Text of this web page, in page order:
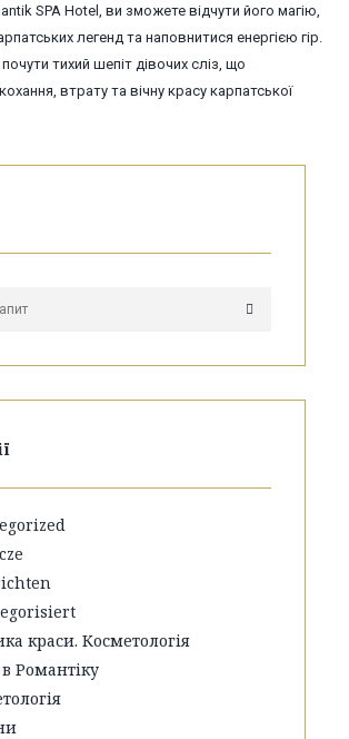
SPA Hotel, ви зможете відчути його магію,
легенд та наповнитися енергією гір.
тихий шепіт дівочих сліз, що
втрату та вічну красу карпатської
краси. Косметологія
Романтіку